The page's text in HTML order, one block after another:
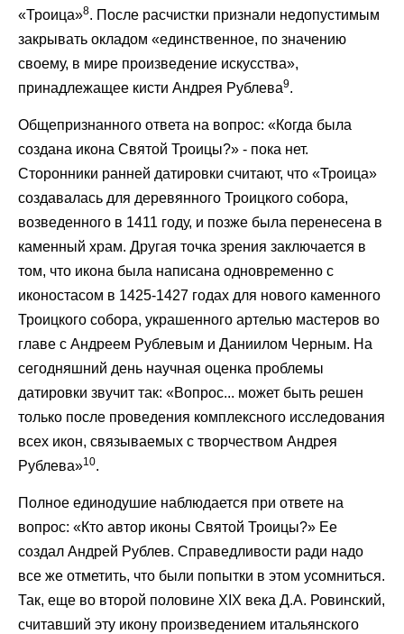
«Троица»8. После расчистки признали недопустимым
закрывать окладом «единственное, по значению
своему, в мире произведение искусства»,
принадлежащее кисти Андрея Рублева9.
Общепризнанного ответа на вопрос: «Когда была
создана икона Святой Троицы?» - пока нет.
Сторонники ранней датировки считают, что «Троица»
создавалась для деревянного Троицкого собора,
возведенного в 1411 году, и позже была перенесена в
каменный храм. Другая точка зрения заключается в
том, что икона была написана одновременно с
иконостасом в 1425-1427 годах для нового каменного
Троицкого собора, украшенного артелью мастеров во
главе с Андреем Рублевым и Даниилом Черным. На
сегодняшний день научная оценка проблемы
датировки звучит так: «Вопрос... может быть решен
только после проведения комплексного исследования
всех икон, связываемых с творчеством Андрея
Рублева»10.
Полное единодушие наблюдается при ответе на
вопрос: «Кто автор иконы Святой Троицы?» Ее
создал Андрей Рублев. Справедливости ради надо
все же отметить, что были попытки в этом усомниться.
Так, еще во второй половине XIX века Д.А. Ровинский,
считавший эту икону произведением итальянского